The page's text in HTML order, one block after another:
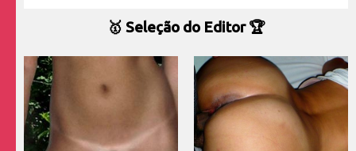
🥇 Seleção do Editor 🏆